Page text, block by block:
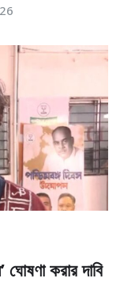
ঘোষণা করার দাবি